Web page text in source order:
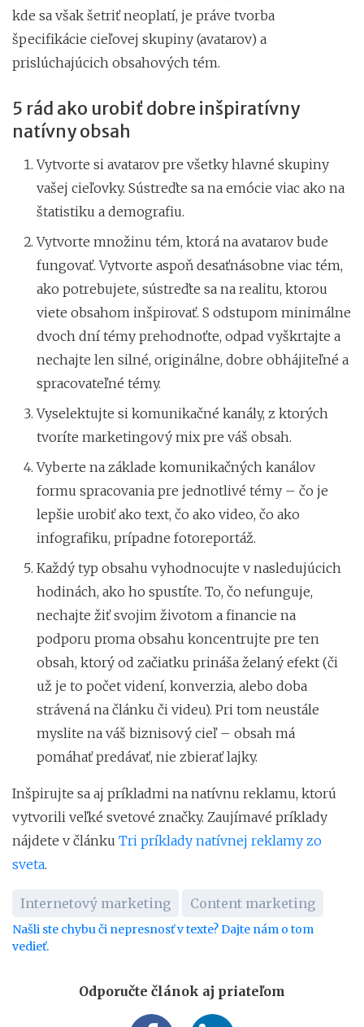
kde sa však šetriť neoplatí, je práve tvorba
špecifikácie cieľovej skupiny (avatarov) a
prislúchajúcich obsahových tém.
5 rád ako urobiť dobre inšpiratívny
natívny obsah
Vytvorte si avatarov pre všetky hlavné skupiny
vašej cieľovky. Sústreďte sa na emócie viac ako na
štatistiku a demografiu.
Vytvorte množinu tém, ktorá na avatarov bude
fungovať. Vytvorte aspoň desaťnásobne viac tém,
ako potrebujete, sústreďte sa na realitu, ktorou
viete obsahom inšpirovať. S odstupom minimálne
dvoch dní témy prehodnoťte, odpad vyškrtajte a
nechajte len silné, originálne, dobre obhájiteľné a
spracovateľné témy.
Vyselektujte si komunikačné kanály, z ktorých
tvoríte marketingový mix pre váš obsah.
Vyberte na základe komunikačných kanálov
formu spracovania pre jednotlivé témy – čo je
lepšie urobiť ako text, čo ako video, čo ako
infografiku, prípadne fotoreportáž.
Každý typ obsahu vyhodnocujte v nasledujúcich
hodinách, ako ho spustíte. To, čo nefunguje,
nechajte žiť svojim životom a financie na
podporu proma obsahu koncentrujte pre ten
obsah, ktorý od začiatku prináša želaný efekt (či
už je to počet videní, konverzia, alebo doba
strávená na článku či videu). Pri tom neustále
myslite na váš biznisový cieľ – obsah má
pomáhať predávať, nie zbierať lajky.
Inšpirujte sa aj príkladmi na natívnu reklamu, ktorú
vytvorili veľké svetové značky. Zaujímavé príklady
nájdete v článku Tri príklady natívnej reklamy zo
sveta.
Internetový marketing Content marketing
Našli ste chybu či nepresnosť v texte? Dajte nám o tom
vedieť.
Odporučte článok aj priateľom